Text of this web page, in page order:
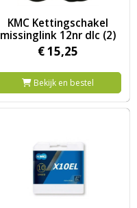
KMC Kettingschakel
missinglink 12nr dlc (2)
€15,25
Bekijk en bestel